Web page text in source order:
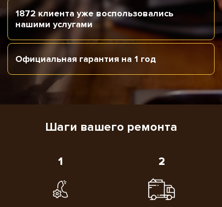
1872 клиента ужевоспользовались
нашими услугами
Официальная гарантия на 1 год
Шаги вашего ремонта
1 2